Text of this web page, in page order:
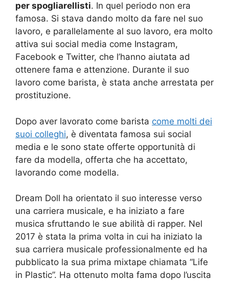
per spogliarellisti. In quel periodo non era
famosa. Si stava dando molto da fare nel suo
lavoro, e parallelamente al suo lavoro, era molto
attiva sui social media come Instagram,
Facebook e Twitter, che l’hanno aiutata ad
ottenere fama e attenzione. Durante il suo
lavoro come barista, è stata anche arrestata per
prostituzione.
Dopo aver lavorato come barista come molti dei
suoi colleghi, è diventata famosa sui social
media e le sono state offerte opportunità di
fare da modella, offerta che ha accettato,
lavorando come modella.
Dream Doll ha orientato il suo interesse verso
una carriera musicale, e ha iniziato a fare
musica sfruttando le sue abilità di rapper. Nel
2017 è stata la prima volta in cui ha iniziato la
sua carriera musicale professionalmente ed ha
pubblicato la sua prima mixtape chiamata “Life
in Plastic”. Ha ottenuto molta fama dopo l’uscita